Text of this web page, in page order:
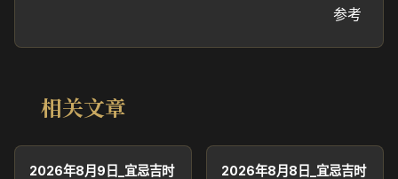
参考
相关文章
2026年8月9日_宜忌吉时
2026年8月8日_宜忌吉时